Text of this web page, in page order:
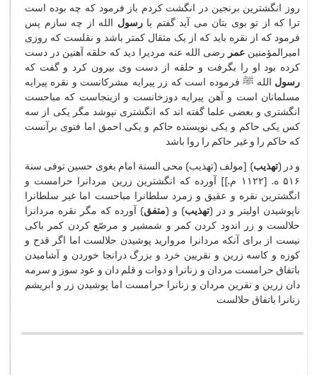
روز انگشترین برنجین در انگشت كردم باز فرمود كه چه بوده است
ترا كه از تو بوی بتان می آید گفتم یارسول الله از چه سازم پس
فرمود كه از نقره باید كه از یک مثقال كمتر باشد و نقلست كه روزی
امیرالمؤمنینعمر رضی الله عنه مردیرا دید كه حلقه آهنین در دست
كرده بود او را بگرفت و حلقه از دست وی بیرون كرد و گفت كه
رسول الله ﷺ فرموده است كه زر پیرایه مشركانست و نقره پیرایه
مسلمانان است و آهن پیرایه دوزخانست و ازینجاست كه مباحست
انگشتری و بعضی علما گفته اند كه انگشتری نپوشد مگر یكی از سه
كس یكی حاكم و یكی نویسنده حاكم و یكی احمق اما فتوی برآنست
كه حاكم را و غیر حاكم را روا باشد
و در (تهذیب) [مولف (تهذیب) محی السنة امام بغوی حسین توفی سنة
۵۱۶ ه. [۱۱۲۲ م.]] آورده كه انگشترین زرین مردانرا حرامست و
انگشترین نقره و عقیق و زمرد سلطانرا مباحست اما غیر سلطانرا
ناپوشیدن اولیتر و در (تهذیب) و (متفق) آورده كه مگر نقره مردانرا
حلالست و زر اندود كردن كمر و شمشیر و مرصّع كردن كمر باكی
نیست از برای آنكه مردانرا مروارید پوشیدن حلالست اما اگر قدح و
كوزه و كاسه زرین و نقریین خرد و بزرگ درانجا خوردن و آشامیدن
باتفاق حرامست مردان و زنانرا و دوات و قلم دان و عود سوز و سرمه
دان زرین و نقرین مردان و زنانرا حرامست اما پوشیدن زر و ابریشم
زنانرا باتفاق حلالست